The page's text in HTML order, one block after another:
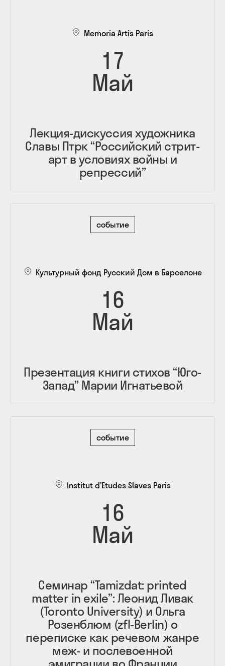
Memoria Artis Paris
17
Май
Лекция-дискуссия художника
Славы Птрк “Российский стрит-
арт в условиях войны и
репрессий”
событие
Культурный фонд Русский Дом в Барселоне
16
Май
Презентация книги стихов “Юго-
Запад” Марии Игнатьевой
событие
Institut d’Etudes Slaves Paris
16
Май
Семинар “Tamizdat: printed
matter in exile”: Леонид Ливак
(Toronto University) и Ольга
Розенблюм (zfl-Berlin) о
переписке как речевом жанре
меж- и послевоенной